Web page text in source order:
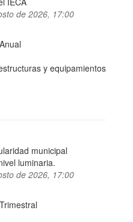
de 2026, 17:00
y equipamientos
municipal
luminaria.
de 2026, 17:00